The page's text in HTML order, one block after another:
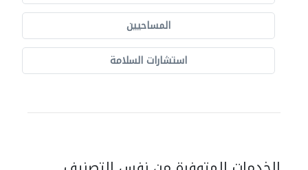
المساحيين
استشارات السلامة